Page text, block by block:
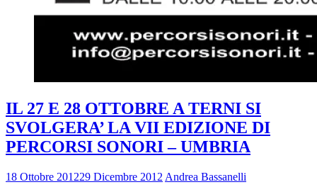
IL 27 E 28 OTTOBRE A TERNI SI
SVOLGERA’ LA VII EDIZIONE DI
PERCORSI SONORI – UMBRIA
18 Ottobre 201229 Dicembre 2012 Andrea Bassanelli